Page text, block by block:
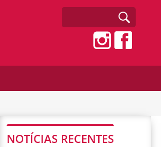
NOTÍCIAS RECENTES